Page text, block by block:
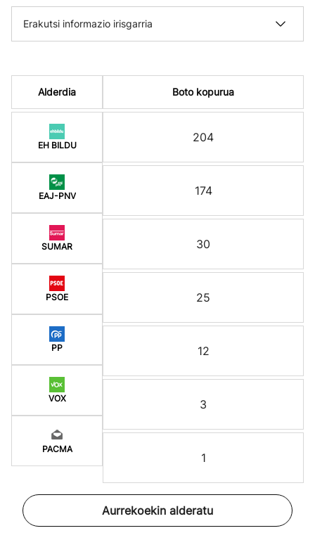
Erakutsi informazio irisgarria
Alderdia
EH BILDU
EAJ-PNV
SUMAR
PSOE
PP
VOX
PACMA
Boto kopurua
204
174
30
25
12
3
1
Aurrekoekin alderatu